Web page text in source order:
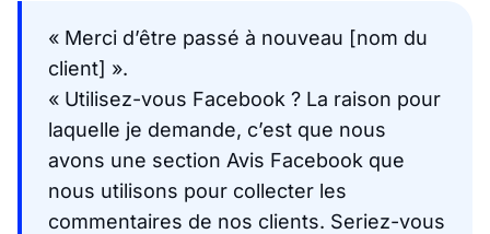
« Merci d’être passé à nouveau [nom du
client] ».
« Utilisez-vous Facebook ? La raison pour
laquelle je demande, c’est que nous
avons une section Avis Facebook que
nous utilisons pour collecter les
commentaires de nos clients. Seriez-vous